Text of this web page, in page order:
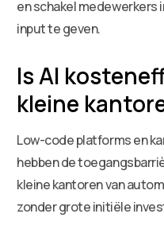
en schakel medewerkers
input te geven.
Is AI
kleine
Low-code platforms en
hebben de
kleine kantoren van
zonder grote initiële